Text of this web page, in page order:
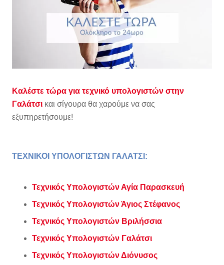
Καλέστε τώρα για τεχνικό υπολογιστών στην
Γαλάτσι και σίγουρα θα χαρούμε να σας
εξυπηρετήσουμε!
ΤΕΧΝΙΚΟΙ ΥΠΟΛΟΓΙΣΤΩΝ ΓΑΛΑΤΣΙ:
Τεχνικός Υπολογιστών Αγία Παρασκευή
Τεχνικός Υπολογιστών Άγιος Στέφανος
Τεχνικός Υπολογιστών Βριλήσσια
Τεχνικός Υπολογιστών Γαλάτσι
Τεχνικός Υπολογιστών Διόνυσος